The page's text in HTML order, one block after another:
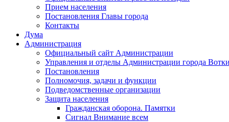
Прием населения
Постановления Главы города
Контакты
Дума
Администрация
Официальный сайт Администрации
Управления и отделы Администрации города
Постановления
Полномочия, задачи и функции
Подведомственные организации
Защита населения
Гражданская оборона. Памятки
Сигнал Внимание всем